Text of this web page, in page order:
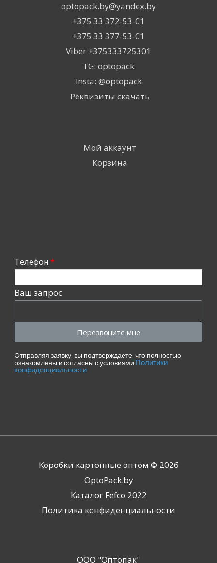
optopack.by@yandex.by
+375 33 372-53-01
+375 33 377-53-01
Viber +375333725301
TG: optopack
Insta: @optopack
Реквизиты скачать
Мой аккаунт
Корзина
Телефон
Ваш запрос
Перезвоните мне
Отправляя заявку, вы подтверждаете, что полностью
ознакомлены и согласны с условиями Политики
конфиденциальности
Коробки картонные оптом © 2026
OptoPack.by
Каталог Fefco 2022
Политика конфиденциальности
ООО "Оптопак"